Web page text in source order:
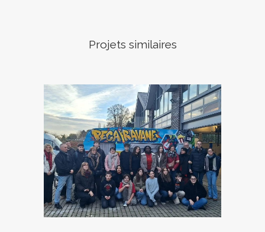
Projets similaires